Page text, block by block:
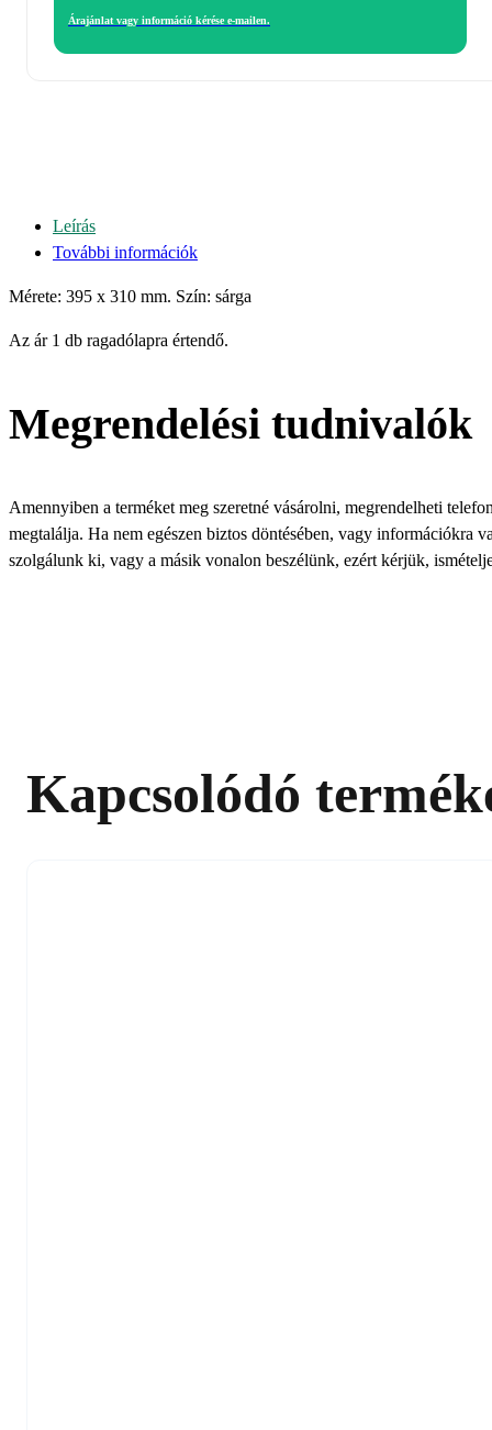
Árajánlat vagy információ kérése e-mailen.
Leírás
További információk
Mérete: 395 x 310 mm. Szín: sárga
Az ár 1 db ragadólapra értendő.
Megrendelési tudnivalók
Amennyiben a terméket meg szeretné vásárolni, megrendelheti
megtalálja. Ha nem egészen biztos döntésében, vagy információkra
szolgálunk ki, vagy a másik vonalon beszélünk, ezért kérjük,
Kapcsolódó